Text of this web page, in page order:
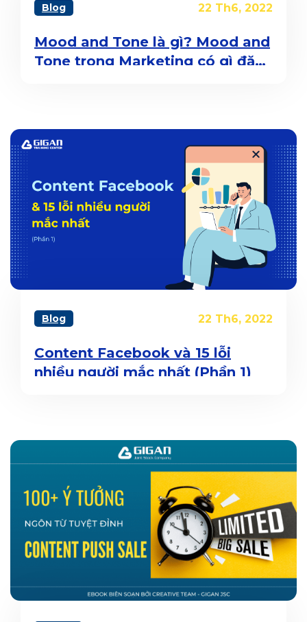
Blog 22 Th6, 2022
Mood and Tone là gì? Mood and
Tone trong Marketing có gì đặc
Blog 22 Th6, 2022
Content Facebook và 15 lỗi
nhiều người mắc nhất (Phần 1)